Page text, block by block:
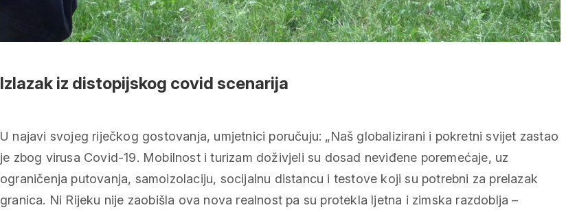
Izlazak iz distopijskog covid scenarija
U najavi svojeg riječkog gostovanja, umjetnici poručuju: „Naš globalizirani i pokretni svijet zastao
je zbog virusa Covid-19. Mobilnost i turizam doživjeli su dosad neviđene poremećaje, uz
ograničenja putovanja, samoizolaciju, socijalnu distancu i testove koji su potrebni za prelazak
granica. Ni Rijeku nije zaobišla ova nova realnost pa su protekla ljetna i zimska razdoblja –